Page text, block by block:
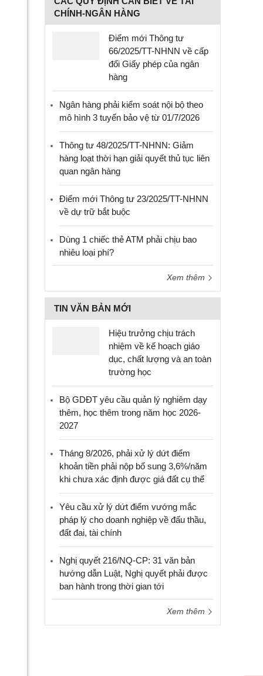
CHÍNH-NGÂN HÀNG
Điểm mới Thông tư
66/2025/TT-NHNN về cấp
đổi Giấy phép của ngân
hàng
Ngân hàng phải kiểm soát nội bộ theo
mô hình 3 tuyến bảo vệ từ 01/7/2026
Thông tư 48/2025/TT-NHNN: Giảm
hàng loạt thời hạn giải quyết thủ tục liên
quan ngân hàng
Điểm mới Thông tư 23/2025/TT-NHNN
về dự trữ bắt buộc
Dùng 1 chiếc thẻ ATM phải chịu bao
nhiêu loại phí?
Xem thêm
TIN VĂN BẢN MỚI
Hiệu trưởng chịu trách
nhiệm về kế hoạch giáo
dục, chất lượng và an toàn
trường học
Bộ GDĐT yêu cầu quản lý nghiêm dạy
thêm, học thêm trong năm học 2026-
2027
Tháng 8/2026, phải xử lý dứt điểm
khoản tiền phải nộp bổ sung 3,6%/năm
khi chưa xác định được giá đất cụ thể
Yêu cầu xử lý dứt điểm vướng mắc
pháp lý cho doanh nghiệp về đấu thầu,
đất đai, tài chính
Nghị quyết 216/NQ-CP: 31 văn bản
hướng dẫn Luật, Nghị quyết phải được
ban hành trong thời gian tới
Xem thêm